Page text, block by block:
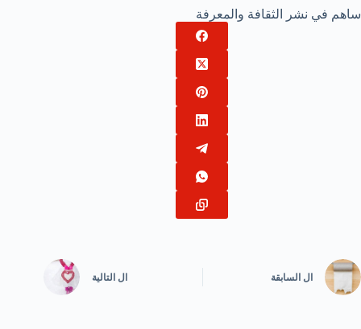
ساهم في نشر الثقافة والمعرفة
ال السابقة ال التالية